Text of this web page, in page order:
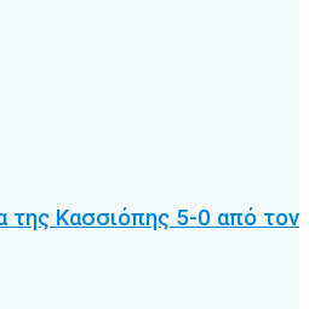
της Κασσιόπης 5-0 από τον